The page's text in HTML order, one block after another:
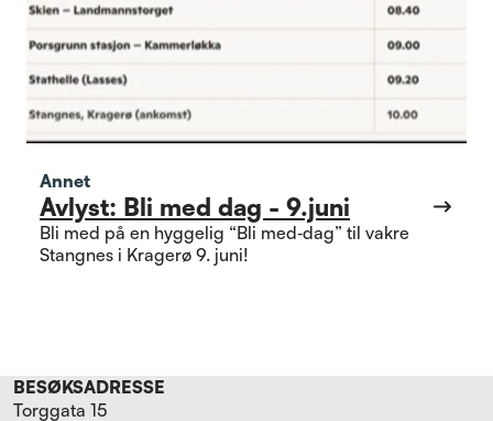
Annet
Avlyst: Bli med dag - 9.juni
Bli med på en hyggelig “Bli med‑dag” til vakre
Stangnes i Kragerø 9. juni!
BESØKSADRESSE
Torggata 15